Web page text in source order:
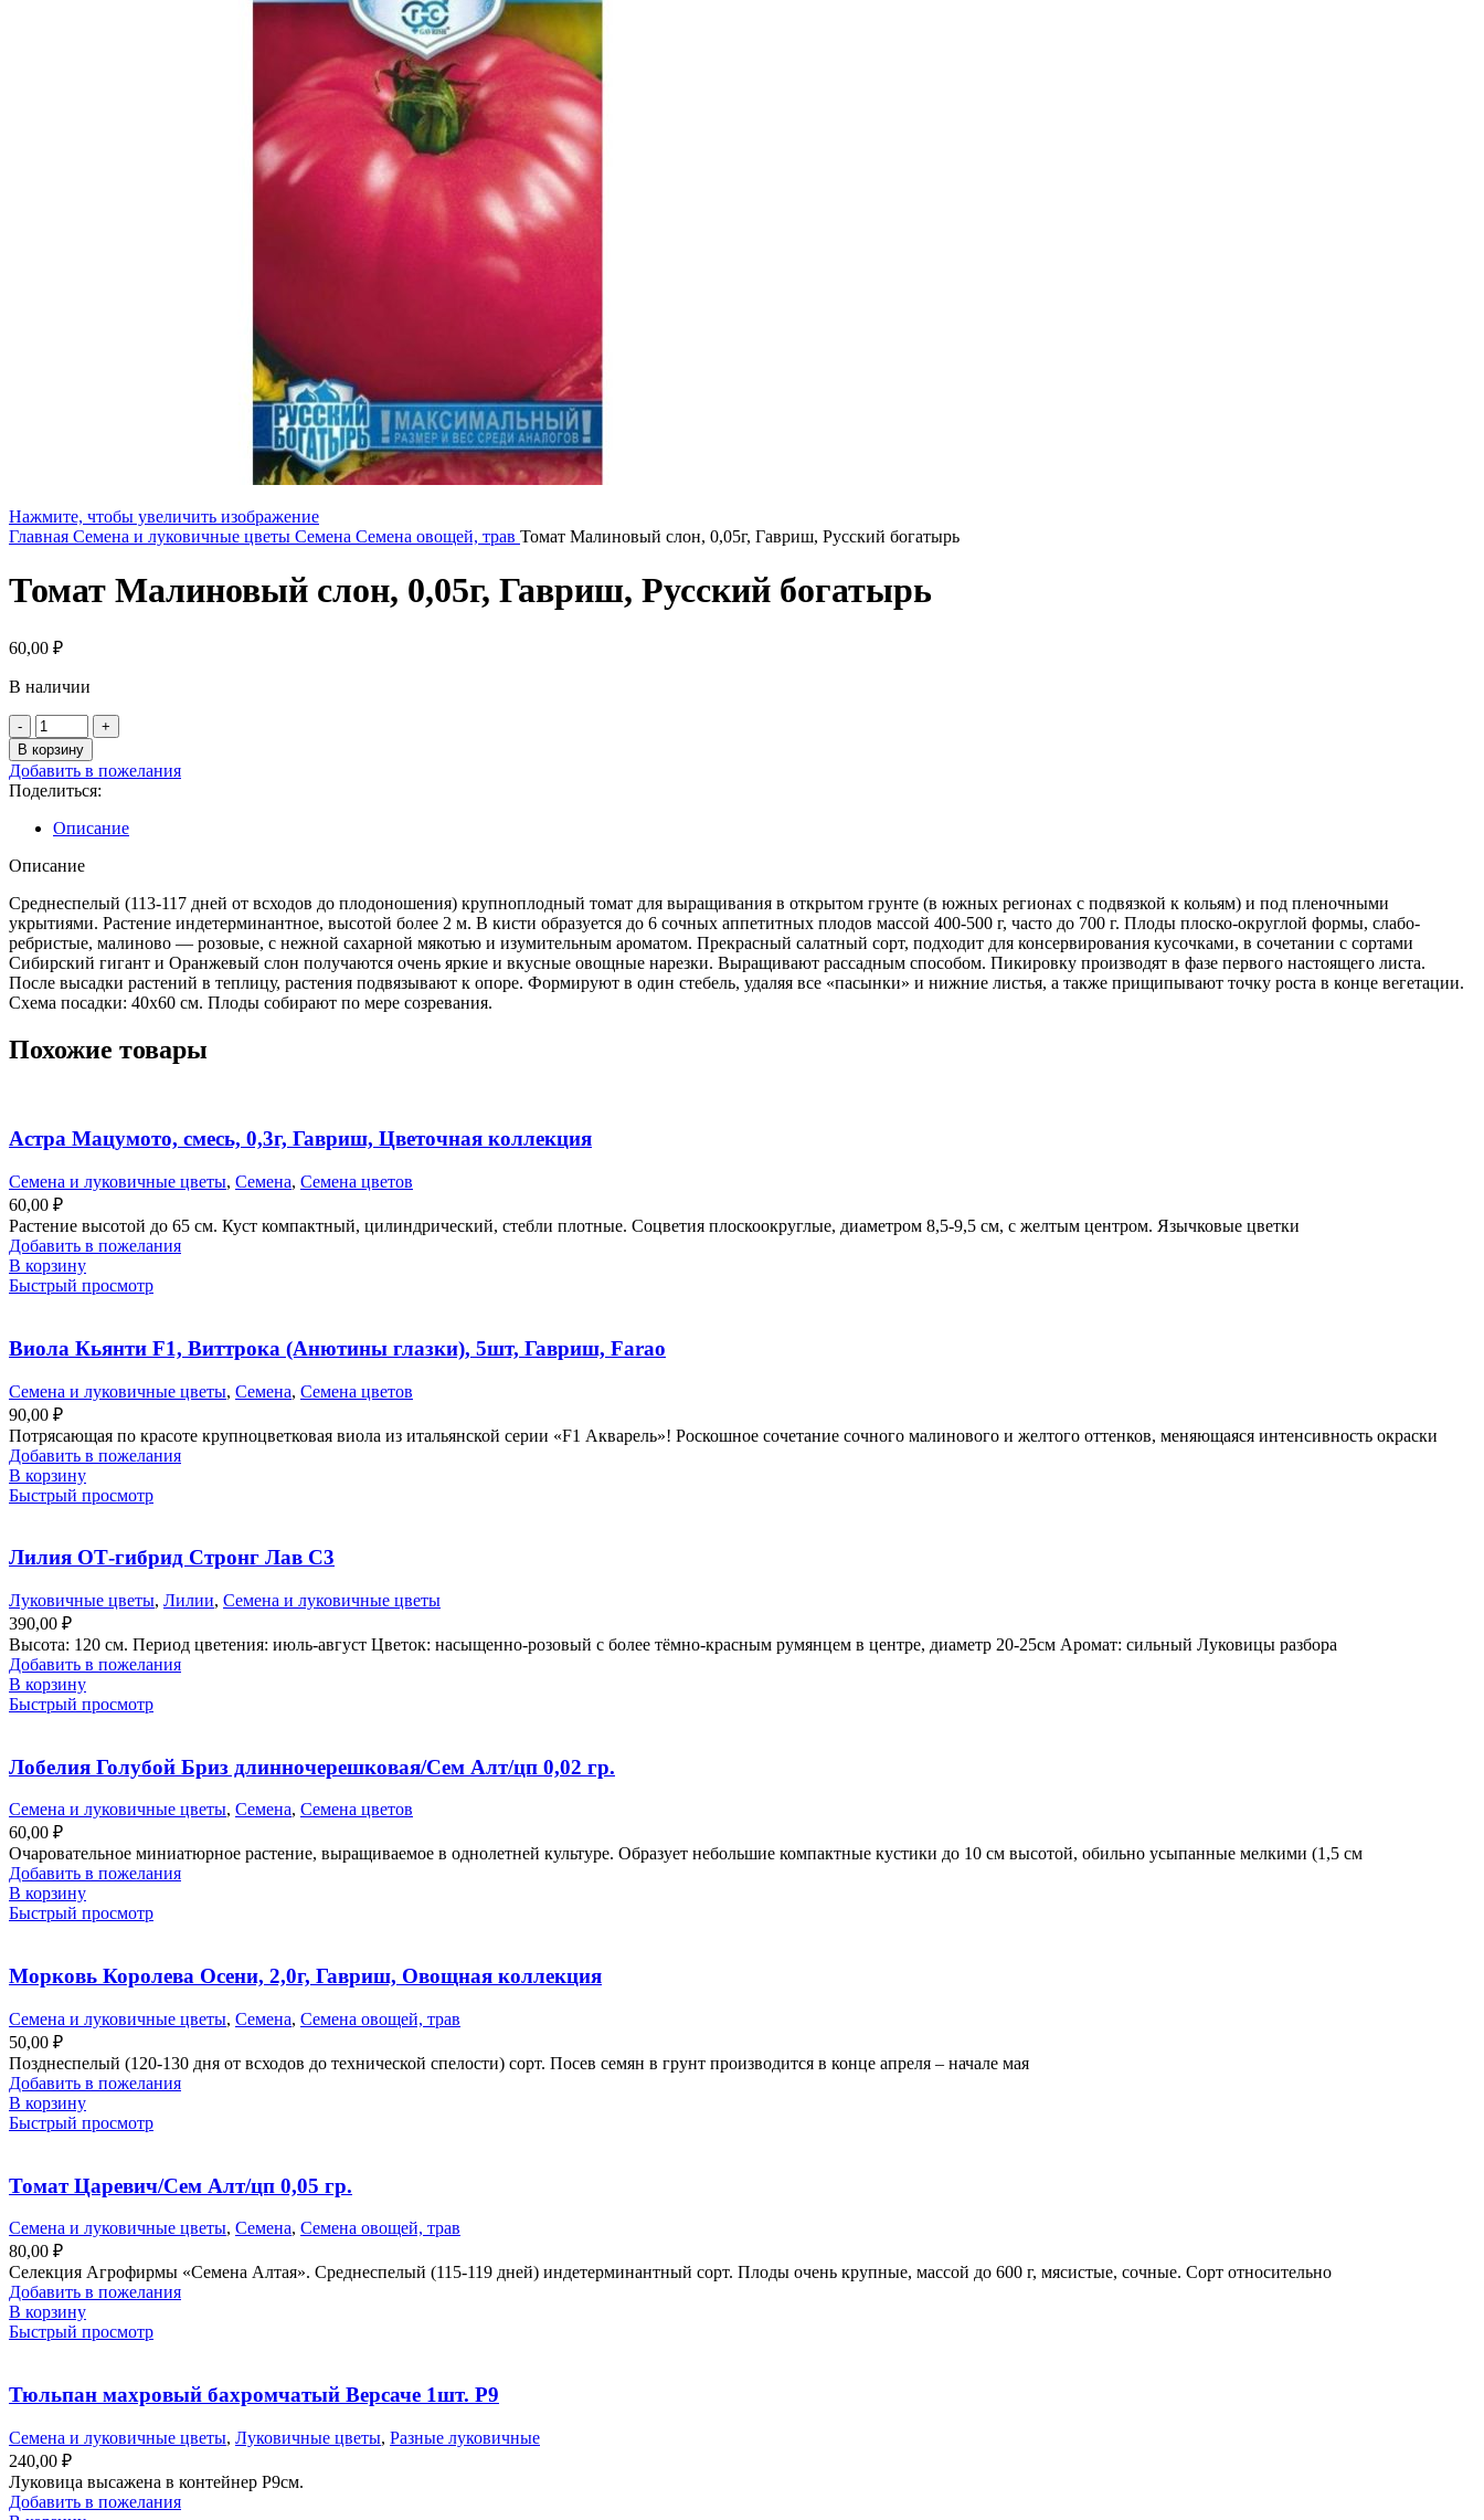
Нажмите, чтобы увеличить изображение
Главная Семена и луковичные цветы Семена Семена овощей, трав Томат Малиновый слон, 0,05г, Гавриш, Русский богатырь
Томат Малиновый слон, 0,05г, Гавриш, Русский богатырь
60,00 ₽
В наличии
Количество
товара
Томат
Малиновый
слон,
0,05г,
Гавриш,
Русский
В корзину
Добавить в пожелания
Поделиться:
Описание
Описание
Среднеспелый (113-117 дней от всходов до плодоношения) крупноплодный томат для выращивания в открытом грунте (в южных регионах с подвязкой к кольям) и под пленочными
укрытиями. Растение индетерминантное, высотой более 2 м. В кисти образуется до 6 сочных аппетитных плодов массой 400-500 г, часто до 700 г. Плоды плоско-округлой формы, слабо-
ребристые, малиново — розовые, с нежной сахарной мякотью и изумительным ароматом. Прекрасный салатный сорт, подходит для консервирования кусочками, в сочетании с сортами
Сибирский гигант и Оранжевый слон получаются очень яркие и вкусные овощные нарезки. Выращивают рассадным способом. Пикировку производят в фазе первого настоящего листа.
После высадки растений в теплицу, растения подвязывают к опоре. Формируют в один стебель, удаляя все «пасынки» и нижние листья, а также прищипывают точку роста в конце вегетации.
Схема посадки: 40х60 см. Плоды собирают по мере созревания.
Похожие товары
Астра Мацумото, смесь, 0,3г, Гавриш, Цветочная коллекция
Семена и луковичные цветы, Семена, Семена цветов
60,00 ₽
Растение высотой до 65 см. Куст компактный, цилиндрический, стебли плотные. Соцветия плоскоокруглые, диаметром 8,5-9,5 см, с желтым центром. Язычковые цветки
Добавить в пожелания
В корзину
Быстрый просмотр
Виола Кьянти F1, Виттрока (Анютины глазки), 5шт, Гавриш, Farao
Семена и луковичные цветы, Семена, Семена цветов
90,00 ₽
Потрясающая по красоте крупноцветковая виола из итальянской серии «F1 Акварель»! Роскошное сочетание сочного малинового и желтого оттенков, меняющаяся интенсивность окраски
Добавить в пожелания
В корзину
Быстрый просмотр
Лилия ОТ-гибрид Стронг Лав С3
Луковичные цветы, Лилии, Семена и луковичные цветы
390,00 ₽
Высота: 120 см. Период цветения: июль-август Цветок: насыщенно-розовый с более тёмно-красным румянцем в центре, диаметр 20-25см Аромат: сильный Луковицы разбора
Добавить в пожелания
В корзину
Быстрый просмотр
Лобелия Голубой Бриз длинночерешковая/Сем Алт/цп 0,02 гр.
Семена и луковичные цветы, Семена, Семена цветов
60,00 ₽
Очаровательное миниатюрное растение, выращиваемое в однолетней культуре. Образует небольшие компактные кустики до 10 см высотой, обильно усыпанные мелкими (1,5 см
Добавить в пожелания
В корзину
Быстрый просмотр
Морковь Королева Осени, 2,0г, Гавриш, Овощная коллекция
Семена и луковичные цветы, Семена, Семена овощей, трав
50,00 ₽
Позднеспелый (120-130 дня от всходов до технической спелости) сорт. Посев семян в грунт производится в конце апреля – начале мая
Добавить в пожелания
В корзину
Быстрый просмотр
Томат Царевич/Сем Алт/цп 0,05 гр.
Семена и луковичные цветы, Семена, Семена овощей, трав
80,00 ₽
Селекция Агрофирмы «Семена Алтая». Среднеспелый (115-119 дней) индетерминантный сорт. Плоды очень крупные, массой до 600 г, мясистые, сочные. Сорт относительно
Добавить в пожелания
В корзину
Быстрый просмотр
Тюльпан махровый бахромчатый Версаче 1шт. Р9
Семена и луковичные цветы, Луковичные цветы, Разные луковичные
240,00 ₽
Луковица высажена в контейнер Р9см.
Добавить в пожелания